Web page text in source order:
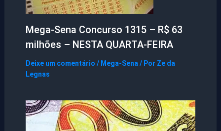
Mega-Sena Concurso 1315 – R$ 63
milhões – NESTA QUARTA-FEIRA
Deixe um comentário / Mega-Sena/ Por Ze da
Legnas